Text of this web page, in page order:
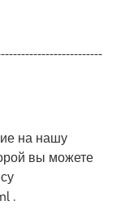
на нашу
вы можете
.